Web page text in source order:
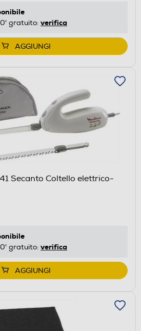
gratuito: verifica
AGGIUNGI
Secanto Coltello elettrico-
gratuito: verifica
AGGIUNGI